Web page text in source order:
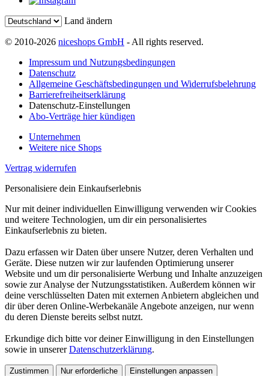
Land ändern
© 2010-2026 niceshops GmbH - All rights reserved.
Impressum und Nutzungsbedingungen
Datenschutz
Allgemeine Geschäftsbedingungen und Widerrufsbelehrung
Barrierefreiheitserklärung
Datenschutz-Einstellungen
Abo-Verträge hier kündigen
Unternehmen
Weitere nice Shops
Vertrag widerrufen
Personalisiere dein Einkaufserlebnis
Nur mit deiner individuellen Einwilligung verwenden wir Cookies
und weitere Technologien, um dir ein personalisiertes
Einkaufserlebnis zu bieten.
Dazu erfassen wir Daten über unsere Nutzer, deren Verhalten und
Geräte. Diese nutzen wir zur laufenden Optimierung unserer
Website und um dir personalisierte Werbung und Inhalte anzuzeigen
sowie zur Analyse der Nutzungsstatistiken. Außerdem können wir
deine verschlüsselten Daten mit externen Anbietern abgleichen und
dir über deren Online-Werbekanäle Angebote anzeigen, nur wenn
du deren Dienste bereits selbst nutzt.
Erkundige dich bitte vor deiner Einwilligung in den Einstellungen
sowie in unsererDatenschutzerklärung.
Zustimmen Nur erforderliche Einstellungen anpassen